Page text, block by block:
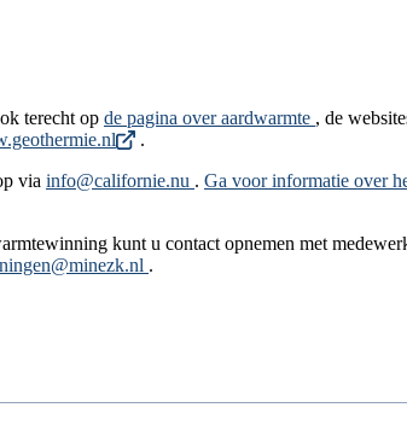
terecht op de pagina over aardwarmte , de
.
via info@californie.nu . Ga voor informatie over
kunt u contact opnemen met
.